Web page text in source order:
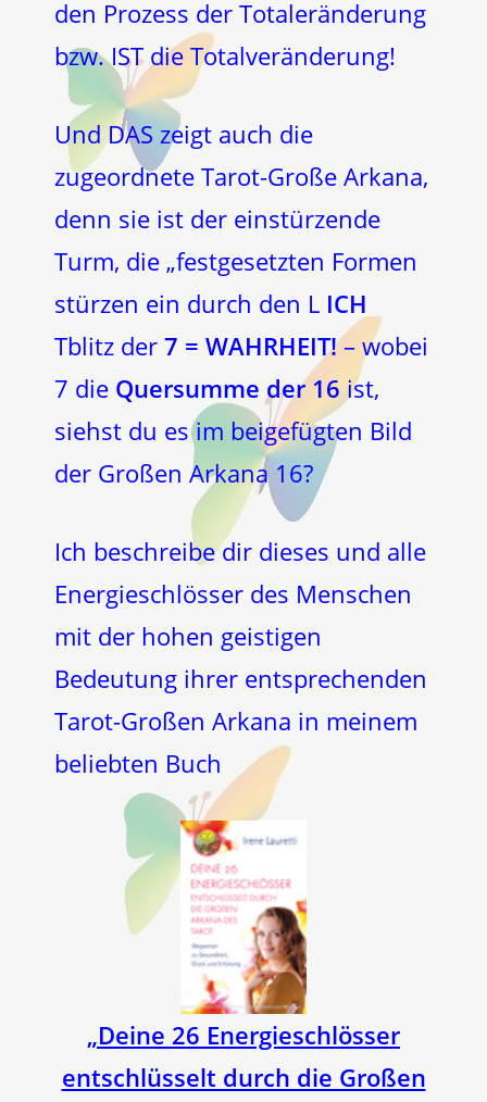
den Prozess der Totaleränderung
bzw. IST die Totalveränderung!
Und DAS zeigt auch die
zugeordnete Tarot-Große Arkana,
denn sie ist der einstürzende
Turm, die „festgesetzten Formen
stürzen ein durch den L ICH
Tblitz der 7 = WAHRHEIT!– wobei
7 die Quersumme der 16 ist,
siehst du es im beigefügten Bild
der Großen Arkana 16?
Ich beschreibe dir dieses und alle
Energieschlösser des Menschen
mit der hohen geistigen
Bedeutung ihrer entsprechenden
Tarot-Großen Arkana in meinem
beliebten Buch
„Deine 26 Energieschlösser
entschlüsselt durch die Großen